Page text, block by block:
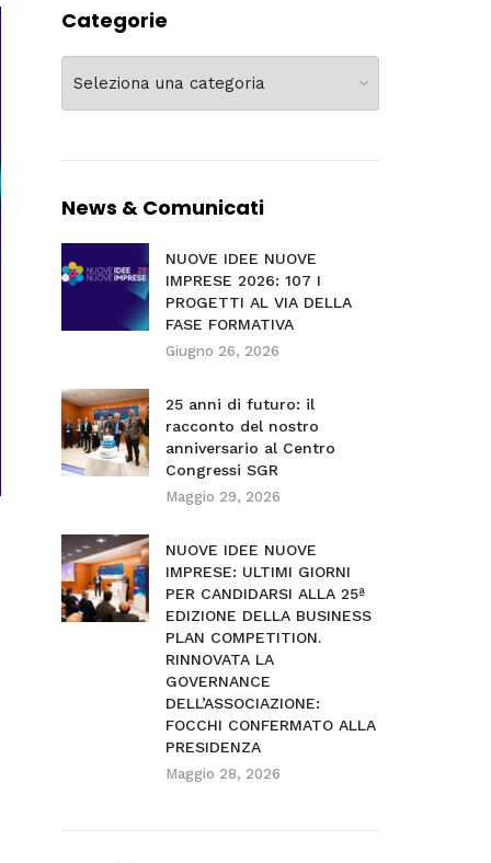
Categorie
News & Comunicati
NUOVE IDEE NUOVE
IMPRESE 2026: 107 I
PROGETTI AL VIA DELLA
FASE FORMATIVA
Giugno 26, 2026
25 anni di futuro: il
racconto del nostro
anniversario al Centro
Congressi SGR
Maggio 29, 2026
NUOVE IDEE NUOVE
IMPRESE: ULTIMI GIORNI
PER CANDIDARSI ALLA 25ª
EDIZIONE DELLA BUSINESS
PLAN COMPETITION.
RINNOVATA LA
GOVERNANCE
DELL’ASSOCIAZIONE:
FOCCHI CONFERMATO ALLA
PRESIDENZA
Maggio 28, 2026